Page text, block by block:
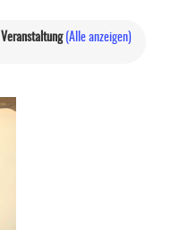
(Alle anzeigen)